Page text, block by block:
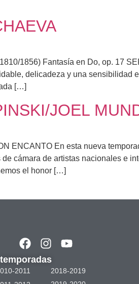
1856) Fantasía en Do, op. 17
delicadeza y una sensibilidad
[…]
JOEL
ENCANTO En esta nueva
cámara de artistas nacionales e
el honor […]
2011
2018-2019